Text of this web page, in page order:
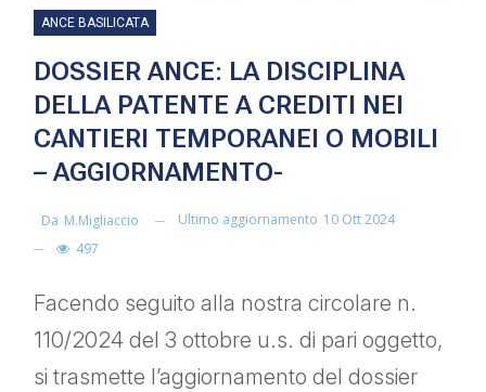
ANCE BASILICATA
DOSSIER ANCE: LA DISCIPLINA
DELLA PATENTE A CREDITI NEI
CANTIERI TEMPORANEI O MOBILI
– AGGIORNAMENTO-
Da M.migliaccio Ultimo aggiornamento 10 Ott 2024
497
Facendo seguito alla nostra circolare n.
110/2024 del 3 ottobre u.s. di pari oggetto,
si trasmette l’aggiornamento del dossier